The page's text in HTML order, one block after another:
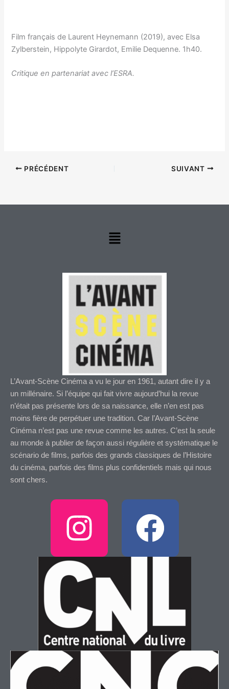
Film français de Laurent Heynemann (2019), avec Elsa
Zylberstein, Hippolyte Girardot, Emilie Dequenne. 1h40.
Critique en partenariat avec l’ESRA.
PRÉCÉDENT SUIVANT
Menu
L’Avant-Scène Cinéma a vu le jour en 1961, autant dire il y a
un millénaire. Si l’équipe qui fait vivre aujourd’hui la revue
n’était pas présente lors de sa naissance, elle n’en est pas
moins fière de perpétuer une tradition. Car l’Avant-Scène
Cinéma n’est pas une revue comme les autres. C’est la seule
au monde à publier de façon aussi régulière et systématique le
scénario de films, parfois des grands classiques de l’Histoire
du cinéma, parfois des films plus confidentiels mais qui nous
sont chers.
I
n
s
t
a
g
F
a
b
o